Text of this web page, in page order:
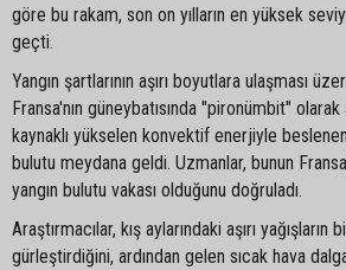
göre bu rakam, son on yılların en yüksek
geçti.
Yangın şartlarının aşırı boyutlara ulaşması
Fransa'nın güneybatısında "pironümbit" olarak
kaynaklı yükselen konvektif enerjiyle
bulutu meydana geldi. Uzmanlar, bunun
yangın bulutu vakası olduğunu doğruladı.
Araştırmacılar, kış aylarındaki aşırı yağışların
gürleştirdiğini, ardından gelen sıcak hava